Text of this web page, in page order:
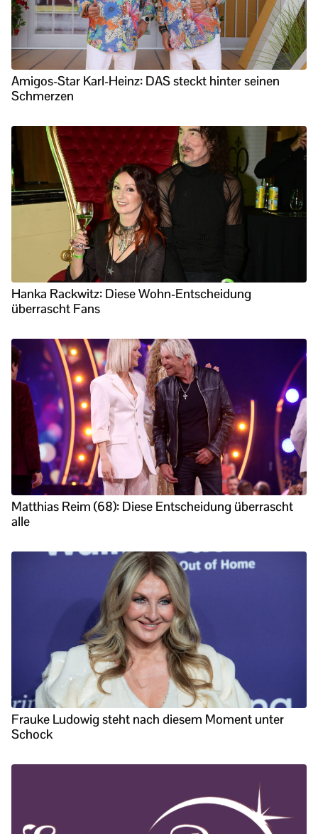
Amigos-Star Karl-Heinz: DAS steckt hinter seinen
Schmerzen
Hanka Rackwitz: Diese Wohn-Entscheidung
überrascht Fans
Matthias Reim (68): Diese Entscheidung überrascht
alle
Frauke Ludowig steht nach diesem Moment unter
Schock